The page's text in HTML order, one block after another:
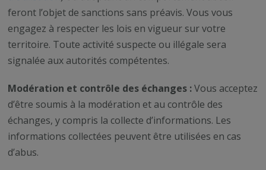
feront l’objet de sanctions sans préavis. Vous vous
engagez à respecter les lois en vigueur sur votre
territoire. Toute activité suspecte ou illégale sera
signalée aux autorités compétentes.
Modération et contrôle des échanges :Vous acceptez
d’être soumis à la modération et au contrôle des
échanges, y compris la collecte d’informations. Les
informations collectées peuvent être utilisées en cas
d’abus.